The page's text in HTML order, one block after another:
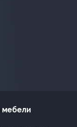
мебели